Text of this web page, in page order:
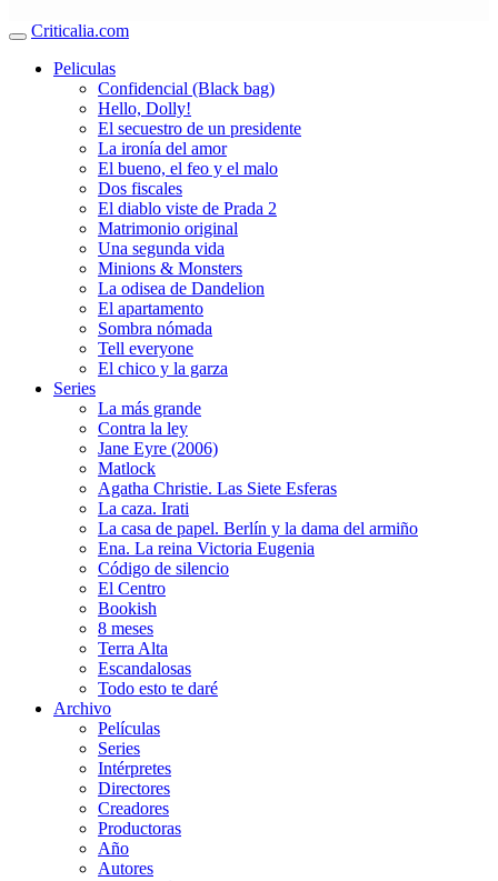
Criticalia.com
Peliculas
Confidencial (Black bag)
Hello, Dolly!
El secuestro de un presidente
La ironía del amor
El bueno, el feo y el malo
Dos fiscales
El diablo viste de Prada 2
Matrimonio original
Una segunda vida
Minions & Monsters
La odisea de Dandelion
El apartamento
Sombra nómada
Tell everyone
El chico y la garza
Series
La más grande
Contra la ley
Jane Eyre (2006)
Matlock
Agatha Christie. Las Siete Esferas
La caza. Irati
La casa de papel. Berlín y la dama del armiño
Ena. La reina Victoria Eugenia
Código de silencio
El Centro
Bookish
8 meses
Terra Alta
Escandalosas
Todo esto te daré
Archivo
Películas
Series
Intérpretes
Directores
Creadores
Productoras
Año
Autores